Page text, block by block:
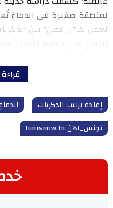
لمنطقة صغيرة في الدماغ
تعمل كـ"زر فصل" بين
إعادة ترتيب الذكريات
تونس_الآن tunisnow.tn